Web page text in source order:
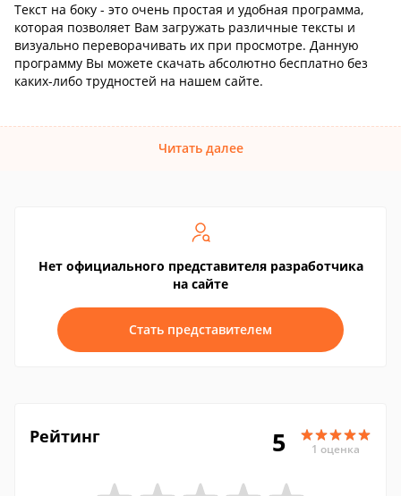
Текст на боку - это очень простая и удобная программа,
которая позволяет Вам загружать различные тексты и
визуально переворачивать их при просмотре. Данную
программу Вы можете скачать абсолютно бесплатно без
каких-либо трудностей на нашем сайте.
Читать далее
Нет официального представителя разработчика
на сайте
Стать представителем
Рейтинг 5 1 оценка